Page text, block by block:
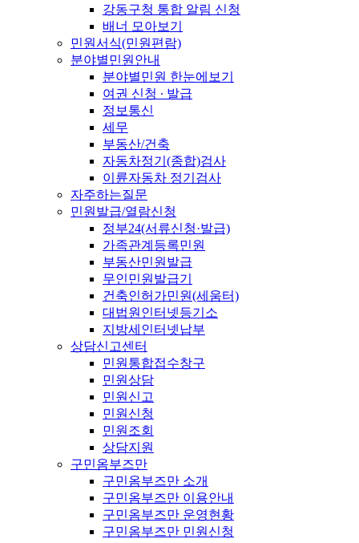
강동구청 통합 알림 신청
배너 모아보기
민원서식(민원편람)
분야별민원안내
분야별민원 한눈에보기
여권 신청 ∙ 발급
정보통신
세무
부동산/건축
자동차정기(종합)검사
이륜자동차 정기검사
자주하는질문
민원발급/열람신청
정부24(서류신청·발급)
가족관계등록민원
부동산민원발급
무인민원발급기
건축인허가민원(세움터)
대법원인터넷등기소
지방세인터넷납부
상담신고센터
민원통합접수창구
민원상담
민원신고
민원신청
민원조회
상담지원
구민옴부즈만
구민옴부즈만 소개
구민옴부즈만 이용안내
구민옴부즈만 운영현황
구민옴부즈만 민원신청